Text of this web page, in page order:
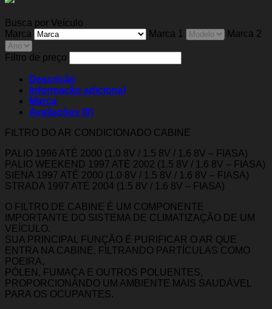
Busca por Veículo
Marca
Marca 1 Marca 2
Filtro de preço
Descrição
Informação adicional
Marca
Avaliações (0)
FILTRO DO AR CONDICIONADO CABINE
PALIO 1996 ATÉ 2000 (1.0 8V / 1.5 8V / 1.6 8V – FIASA)
PALIO WEEKEND 1997 ATÉ 2002 (1.5 8V / 1.6 8V – FIASA)
SIENA 1997 ATÉ 2000 (1.0 8V / 1.5 8V / 1.6 8V – FIASA)
STRADA 1997 ATÉ 2004 (1.5 8V / 1.6 8V – FIASA)
O FILTRO DE CABINE É UM COMPONENTE
IMPORTANTE DO SISTEMA DE CLIMATIZAÇÃO DE UM
VEÍCULO.
SUA PRINCIPAL FUNÇÃO É PURIFICAR O AR QUE
ENTRA NA CABINE, FILTRANDO PARTÍCULAS COMO
POEIRA,
PÓLEN, FUMAÇA E OUTROS POLUENTES,
PROPORCIONANDO UM AMBIENTE MAIS SAUDÁVEL
PARA OS OCUPANTES.